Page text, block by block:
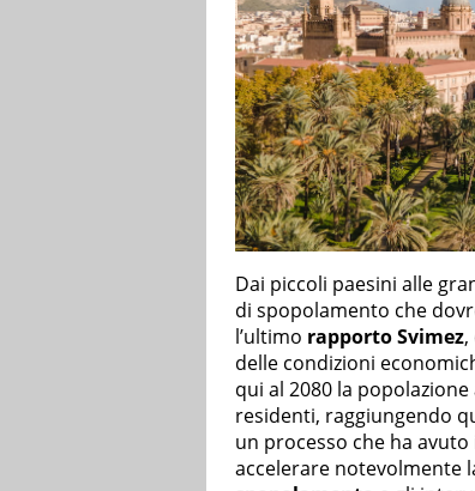
Dai piccoli paesini alle
di spopolamento che
l’ultimo rapporto Svimez
delle condizioni
qui al 2080 la
residenti, raggiungendo
un processo che ha
accelerare notevolmente